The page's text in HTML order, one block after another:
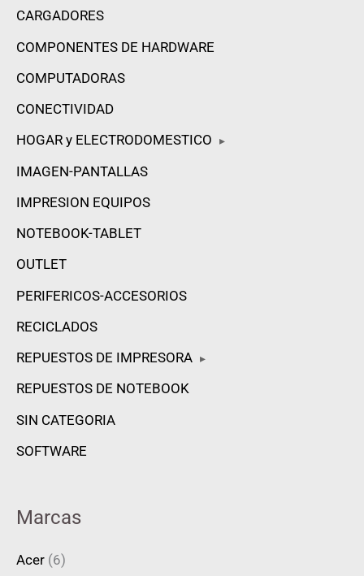
CARGADORES
COMPONENTES DE HARDWARE
COMPUTADORAS
CONECTIVIDAD
HOGAR y ELECTRODOMESTICO
▸
IMAGEN-PANTALLAS
IMPRESION EQUIPOS
NOTEBOOK-TABLET
OUTLET
PERIFERICOS-ACCESORIOS
RECICLADOS
REPUESTOS DE IMPRESORA ▸
REPUESTOS DE NOTEBOOK
SIN CATEGORIA
SOFTWARE
Marcas
Acer (6)